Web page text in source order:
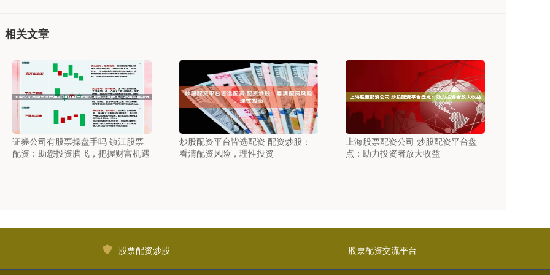
相关文章
证券公司有股票操盘手吗 镇江股票
配资：助您投资腾飞，把握财富机遇
炒股配资平台皆选配资 配资炒股：
看清配资风险，理性投资
上海股票配资公司 炒股配资平台盘
点：助力投资者放大收益
股票配资炒股 股票配资交流平台